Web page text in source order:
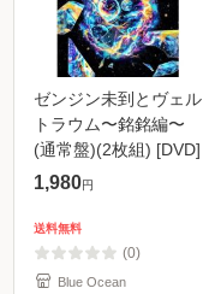
ゼンジン未到とヴェル
トラウム〜銘銘編〜
(通常盤)(2枚組) [DVD]
1,980円
送料無料
(0)
Blue Ocean